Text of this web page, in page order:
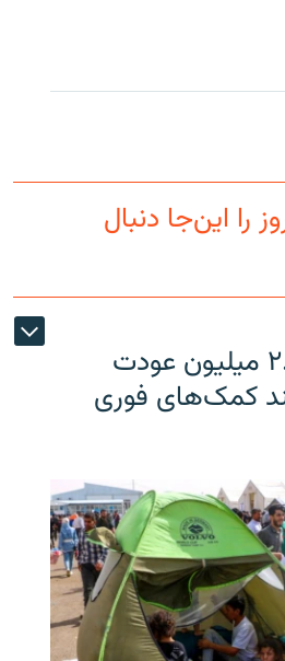
را این‌جا دنبال
بحران بازگشت؛ ۲.۷ میلیون عودت
کمک‌های فوری